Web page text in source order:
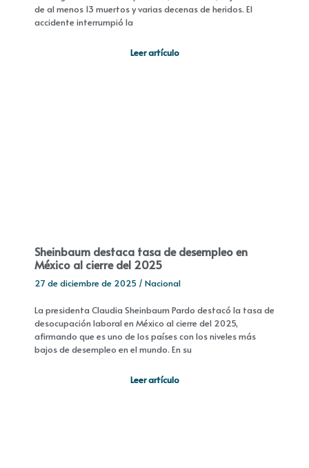
de al menos 13 muertos y varias decenas de heridos. El
accidente interrumpió la
Leer artículo
Sheinbaum destaca tasa de desempleo en
México al cierre del 2025
27 de diciembre de 2025 / Nacional
La presidenta Claudia Sheinbaum Pardo destacó la tasa de
desocupación laboral en México al cierre del 2025,
afirmando que es uno de los países con los niveles más
bajos de desempleo en el mundo. En su
Leer artículo